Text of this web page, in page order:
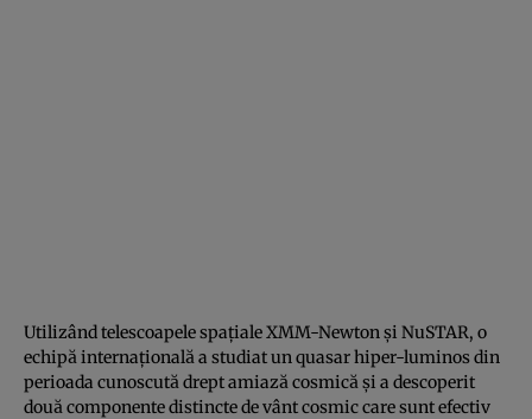
Utilizând telescoapele spațiale XMM-Newton și NuSTAR, o
echipă internațională a studiat un quasar hiper-luminos din
perioada cunoscută drept amiază cosmică și a descoperit
două componente distincte de vânt cosmic care sunt efectiv